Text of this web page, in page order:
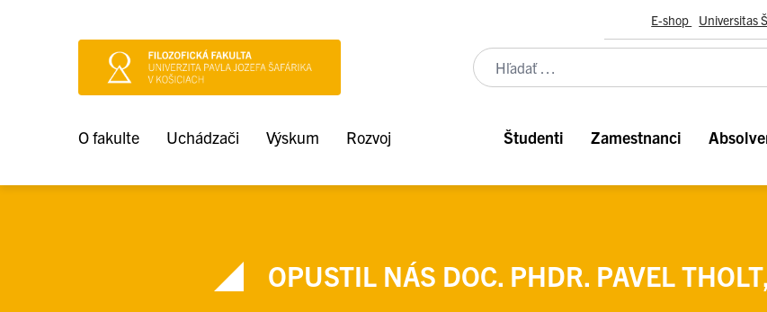
E-shop Universitas
O fakulte Uchádzači Výskum Rozvoj Študenti Zamestnanci
OPUSTIL NÁS DOC. PHDR. PAVEL